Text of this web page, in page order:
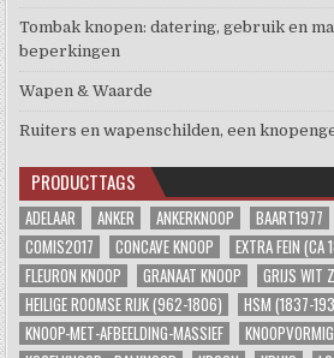
Tombak knopen: datering, gebruik en
beperkingen
Wapen & Waarde
Ruiters en wapenschilden, een
PRODUCTTAGS
ADELAAR ANKER ANKERKNOOP BAART1977
COMIS2017
CONCAVE KNOOP EXTRA FEIN
FLEURON KNOOP
GRANAAT KNOOP GRIJS WIT
HEILIGE ROOMSE RIJK (962-1806)
HSM (1837-
KNOOP-MET-AFBEELDING-MASSIEF